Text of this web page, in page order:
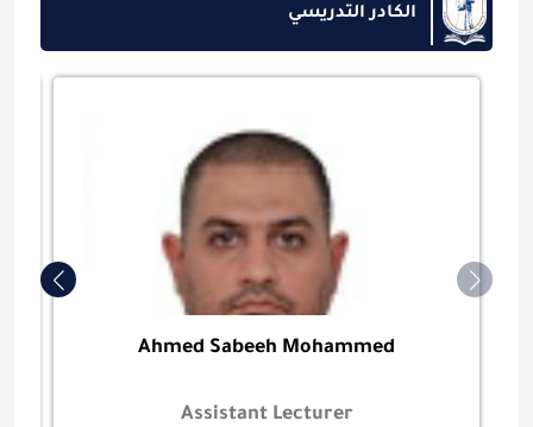
الكادر التدريسي
Ahmed Sabeeh Mohammed
Assistant Lecturer